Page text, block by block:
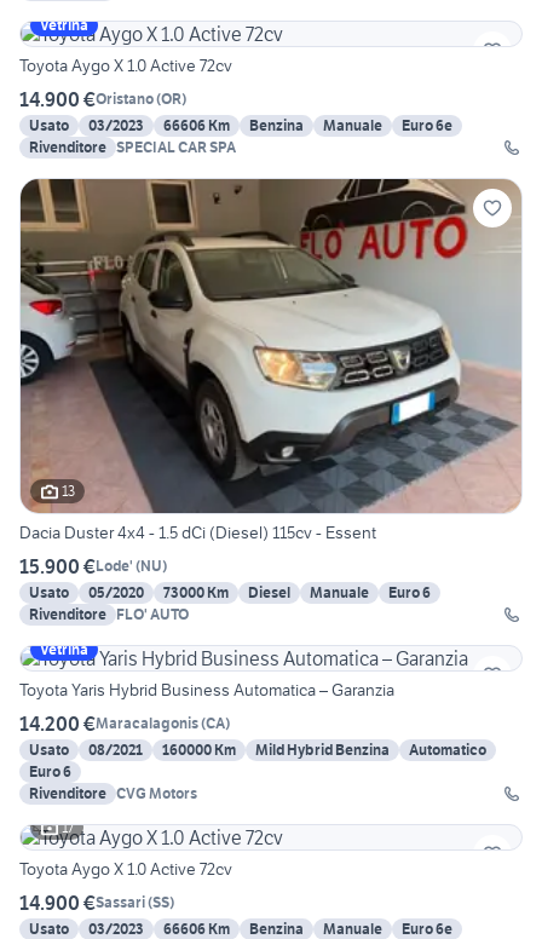
Vetrina
Toyota Aygo X 1.0 Active 72cv
14.900 €Oristano(OR)
Usato
03/2023 66606 Km Benzina Manuale
Euro 6e
Rivenditore SPECIAL CAR SPA
13
Dacia Duster 4x4 - 1.5 dCi (Diesel) 115cv - Essent
15.900 €Lode' (NU)
Usato
05/2020 73000 Km Diesel Manuale
Euro 6
Rivenditore FLO' AUTO
Vetrina
Toyota Yaris Hybrid Business Automatica – Garanzia
14.200 €Maracalagonis(CA)
Usato
08/2021 160000 Km Mild Hybrid Benzina
Automatico
Euro 6
Rivenditore CVG Motors
17
Toyota Aygo X 1.0 Active 72cv
14.900 €Sassari(SS)
Usato
03/2023 66606 Km Benzina Manuale
Euro 6e